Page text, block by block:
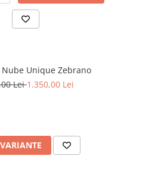
Unique Zebrano
Lei1.350,00 Lei